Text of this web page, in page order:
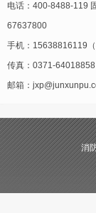
电话：400-8488-119
67637800
手机：15638816119（
传真：0371-64018858
邮箱：
消